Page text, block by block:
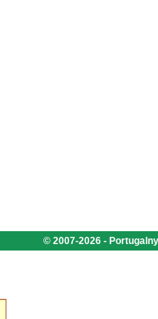
© 2007-2026 -